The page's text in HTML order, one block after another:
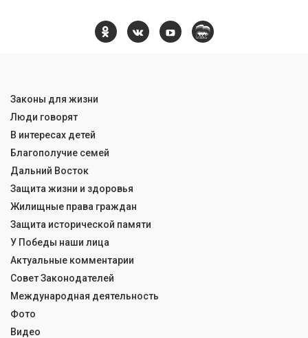
Законы для жизни
Люди говорят
В интересах детей
Благополучие семей
Дальний Восток
Защита жизни и здоровья
Жилищные права граждан
Защита исторической памяти
У Победы наши лица
Актуальные комментарии
Совет Законодателей
Международная деятельность
Фото
Видео